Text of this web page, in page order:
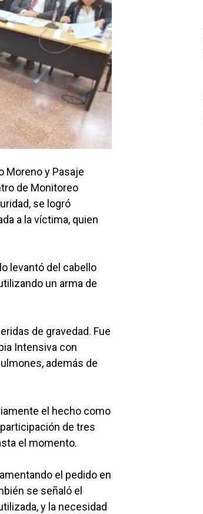
Moreno y Pasaje
de Monitoreo
se logró
a la víctima, quien
levantó del cabello
un arma de
de gravedad. Fue
Intensiva con
además de
el hecho como
de tres
el momento.
el pedido en
se señaló el
y la necesidad